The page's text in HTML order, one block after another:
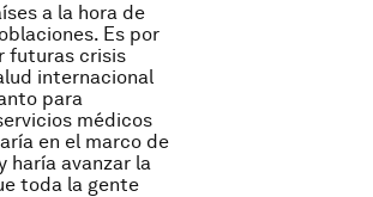
a la hora de
Es por
futuras crisis
internacional
para
médicos
en el marco de
haría avanzar la
toda la gente